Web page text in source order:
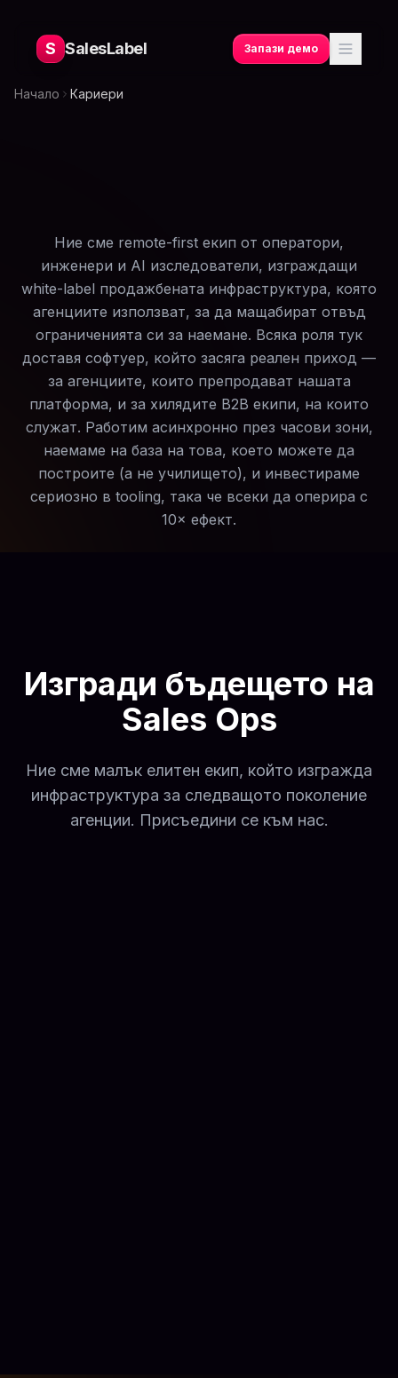
S SalesLabel Запази демо
Начало Кариери
Ние сме remote-first екип от оператори,
инженери и AI изследователи, изграждащи
white-label продажбената инфраструктура, която
агенциите използват, за да мащабират отвъд
ограниченията си за наемане. Всяка роля тук
доставя софтуер, който засяга реален приход —
за агенциите, които препродават нашата
платформа, и за хилядите B2B екипи, на които
служат. Работим асинхронно през часови зони,
наемаме на база на това, което можете да
построите (а не училището), и инвестираме
сериозно в tooling, така че всеки да оперира с
10× ефект.
Изгради бъдещето на
Sales Ops
Ние сме малък елитен екип, който изгражда
инфраструктура за следващото поколение
агенции. Присъедини се към нас.